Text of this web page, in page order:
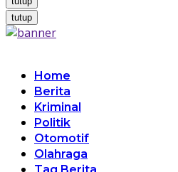
tutup
Home
Berita
Kriminal
Politik
Otomotif
Olahraga